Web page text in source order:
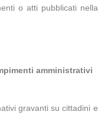
o atti pubblicati nella
amministrativi
gravanti su cittadini e